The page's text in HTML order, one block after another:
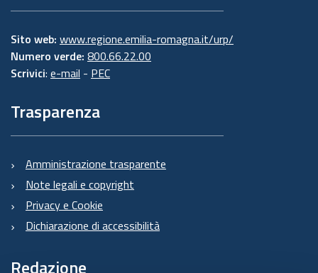
Sito web: www.regione.emilia-romagna.it/urp/
Numero verde: 800.66.22.00
Scrivici: e-mail - PEC
Trasparenza
Amministrazione trasparente
Note legali e copyright
Privacy e Cookie
Dichiarazione di accessibilità
Redazione